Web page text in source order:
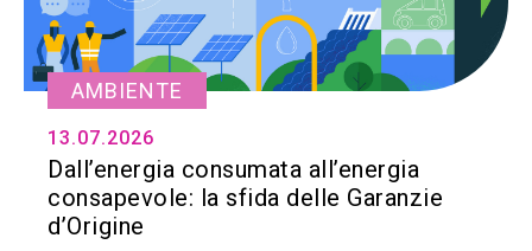
AMBIENTE
13.07.2026
Dall’energia consumata all’energia
consapevole: la sfida delle Garanzie
d’Origine